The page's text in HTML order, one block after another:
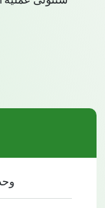
1